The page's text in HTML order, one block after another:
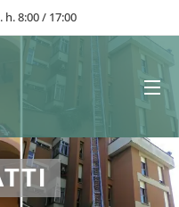
h. 8:00 / 17:00